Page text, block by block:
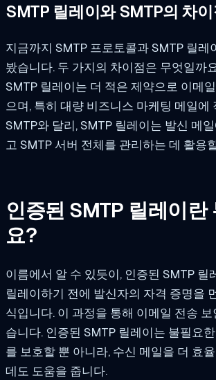
SMTP 릴레이와 SMTP의 차
지금까지 SMTP 프로토콜과 SMTP 릴레
봤습니다. 두 가지의 차이점은 무엇일까
SMTP 릴레이는 더 적은 제약으로 이메
으며, 특히 대량 비즈니스 마케팅 메일에
SMTP와 달리, SMTP 릴레이는 발신 메
고 SMTP 서버 전체를 관리하는 데 활용
인증된 SMTP 릴레이란
요?
이름에서 알 수 있듯이, 인증된 SMTP 릴
릴레이하기 전에 발신자의 자격 증명을
식입니다. 이 과정을 통해 이메일 전송
습니다. 인증된 SMTP 릴레이는 불필요
를 보호할 뿐 아니라, 수신 메일을 더 효
데도 도움을 줍니다.